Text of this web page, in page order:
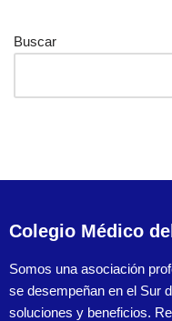
Buscar
Colegio Médico
Somos una asociación
se desempeñan en el Sur
soluciones y beneficios.